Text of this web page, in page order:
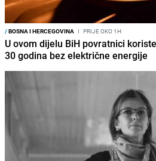
/BOSNA I HERCEGOVINA I PRIJE OKO 1H
U ovom dijelu BiH povratnici
30 godina bez električne energije